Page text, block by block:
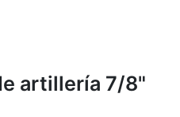
artillería 7/8"